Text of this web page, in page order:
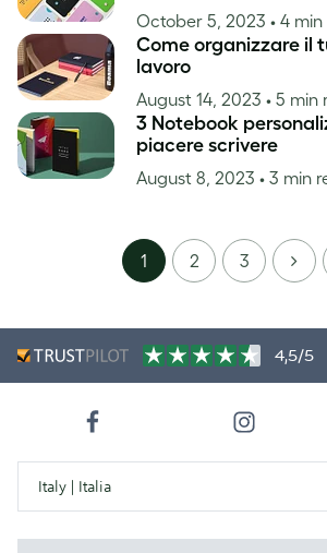
October 5, 2023 • 4
Come organizzare il
lavoro
August 14, 2023 • 5 min
3 Notebook
piacere scrivere
August 8, 2023 • 3 min
1 2 3 NEXT
4,5/5
Italy | Italia